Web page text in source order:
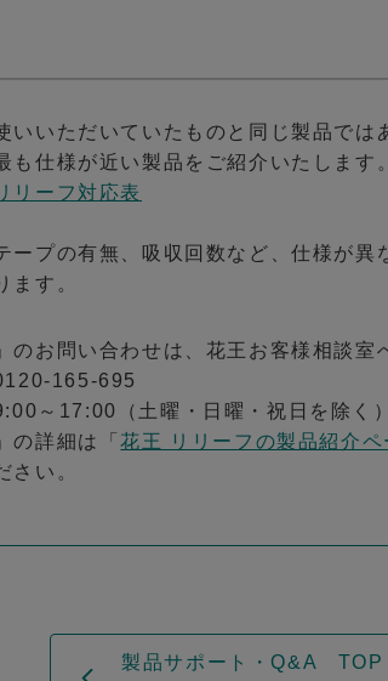
いいただいていたものと同じ製品では
も仕様が近い製品をご紹介いたします。
リーフ対応表
ープの有無、吸収回数など、仕様が異
ます。
のお問い合わせは、花王お客様相談室
165-695
～17:00（土曜・日曜・祝日を除く
の詳細は「花王 リリーフの製品紹介ペ
さい。
製品サポート・Q&A TOP